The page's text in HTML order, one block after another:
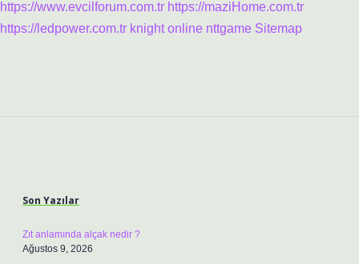
https://www.evcilforum.com.tr https://maziHome.com.tr
https://ledpower.com.tr knight online nttgame Sitemap
Son Yazılar
Zıt anlamında alçak nedir ?
Ağustos 9, 2026